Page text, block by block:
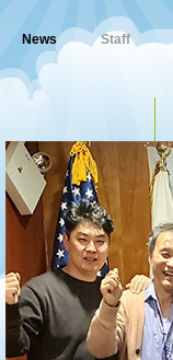
News Staff